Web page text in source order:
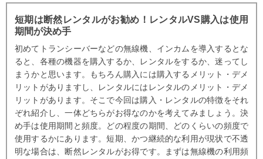
短期は断然レンタルがお勧め！レンタルVS購入は使用
期間が決め手
初めてトランシーバーなどの無線機、インカムを導入するとな
ると、各種の機器を購入するか、レンタルをするか、迷ってし
まうかと思います。もちろん購入には購入するメリット・デメ
リットがありますし、レンタルにはレンタルのメリット・デメ
リットがあります。そこで今回は購入・レンタルの特徴をそれ
ぞれ紹介し、一体どちらがお得なのかを考えてみましょう。決
め手は使用期間と頻度。どの程度の期間、どのくらいの頻度で
使用するかにあります。短期、かつ継続的な利用が現状で不透
明な場合は、断然レンタルがお得です。まずは無線機の利用頻